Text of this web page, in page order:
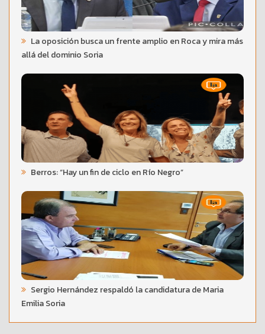
La oposición busca un frente amplio en Roca y mira más
allá del dominio Soria
Berros: “Hay un fin de ciclo en Río Negro”
Sergio Hernández respaldó la candidatura de Maria
Emilia Soria